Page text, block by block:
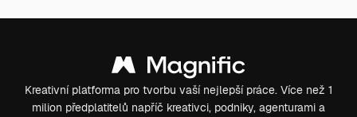
Kreativní platforma pro tvorbu vaší nejlepší práce. Více než 1
milion předplatitelů napříč kreativci, podniky, agenturami a